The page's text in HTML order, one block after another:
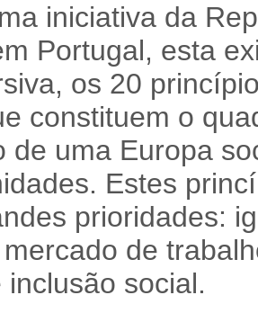
iniciativa da
Portugal, esta
os 20
constituem o
de uma Europa
Estes
prioridades:
de
inclusão social.